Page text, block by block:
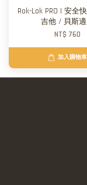
Rok-Lok PRO | 安全
吉他 / 貝斯
NT$ 760
加入購物車